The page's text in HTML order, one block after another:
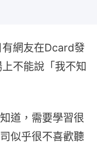
網友在Dcard發
不能說「我不知
道，需要學習很
似乎很不喜歡聽